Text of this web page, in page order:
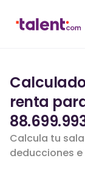
renta
Calcula tu
deducciones